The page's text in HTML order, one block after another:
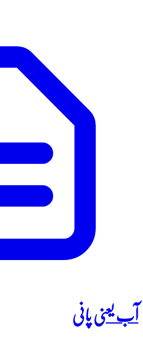
آب یعنی پانی